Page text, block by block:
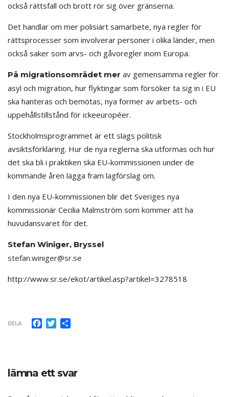
också rättsfall och brott rör sig över gränserna.
Det handlar om mer polisiärt samarbete, nya regler för
rättsprocesser som involverar personer i olika länder, men
också saker som arvs- och gåvoregler inom Europa.
På migrationsområdet mer av gemensamma regler för
asyl och migration, hur flyktingar som försöker ta sig in i EU
ska hanteras och bemötas, nya former av arbets- och
uppehållstillstånd för ickeeuropéer.
Stockholmsprogrammet är ett slags politisk
avsiktsförklaring. Hur de nya reglerna ska utformas och hur
det ska bli i praktiken ska EU-kommissionen under de
kommande åren lägga fram lagförslag om.
I den nya EU-kommissionen blir det Sveriges nya
kommissionär Cecilia Malmström som kommer att ha
huvudansvaret för det.
Stefan Winiger, Bryssel
stefan.winiger@sr.se
http://www.sr.se/ekot/artikel.asp?artikel=3278518
DELA Facebook
Twitter
lämna ett svar